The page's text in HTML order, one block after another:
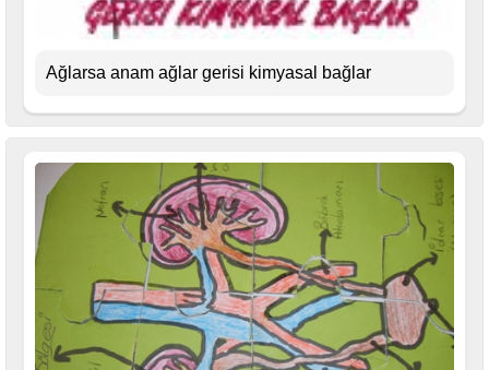
Ağlarsa anam ağlar gerisi kimyasal bağlar